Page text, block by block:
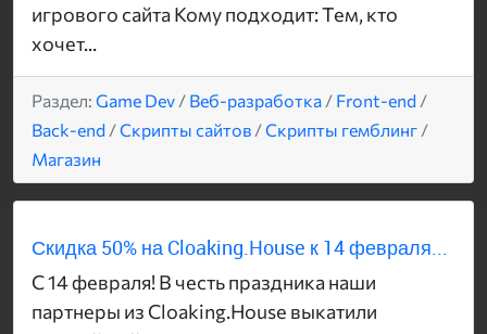
игрового сайта Кому подходит: Тем, кто
хочет...
Раздел: Game Dev / Веб-разработка / Front-end /
Back-end /Скрипты сайтов /Скрипты гемблинг /
Магазин
Скидка 50% на Cloaking.House к 14 февраля...
С 14 февраля! В честь праздника наши
партнеры из Cloaking.House выкатили